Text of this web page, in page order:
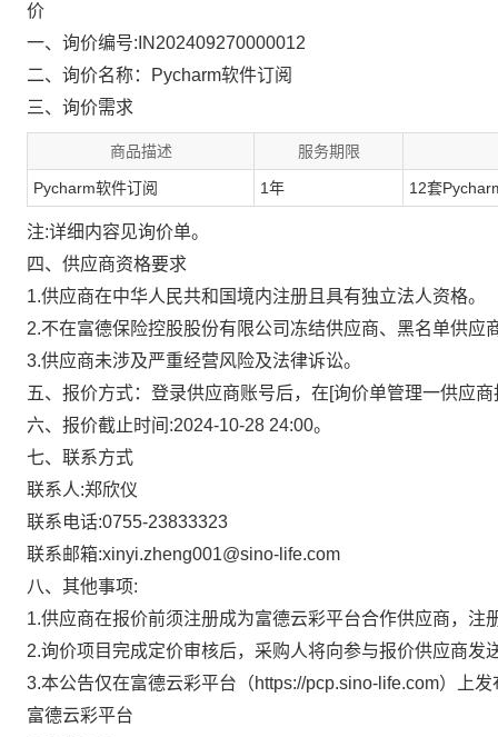
价
一、询价编号:IN202409270000012
二、询价名称：Pycharm软件订阅
三、询价需求
商品描述 服务期限
Pycharm软件订阅 1年 12套
注:详细内容见询价单。
四、供应商资格要求
1.供应商在中华人民共和国境内注册且具有独立法人资格。
2.不在富德保险控股股份有限公司冻结供应商、黑名单供应
3.供应商未涉及严重经营风险及法律诉讼。
五、报价方式：登录供应商账号后，在[询价单管理一供应
六、报价截止时间:2024-10-28 24:00。
七、联系方式
联系人:郑欣仪
联系电话:0755-23833323
联系邮箱:xinyi.zheng001@sino-life.com
八、其他事项:
1.供应商在报价前须注册成为富德云彩平台合作供应商，
2.询价项目完成定价审核后，采购人将向参与报价供应商发
3.本公告仅在富德云彩平台（https://pcp.sino-life.com）上发
富德云彩平台